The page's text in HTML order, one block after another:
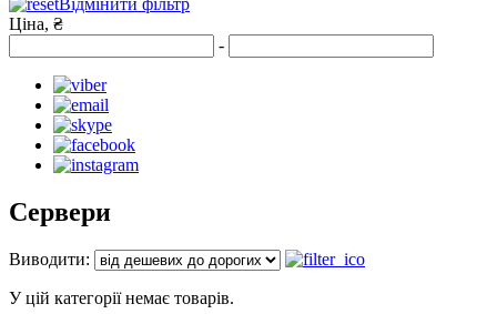
Відмінити фільтр
Ціна, ₴
-
Сервери
Виводити:
У цій категорії немає товарів.